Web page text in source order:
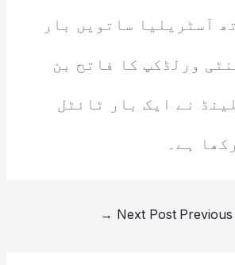
آسٹریلیا ساتویں بار
ورلڈکپ کا فاتح بن
نے ایک بار ٹائٹل
ہے۔
Next Post
→